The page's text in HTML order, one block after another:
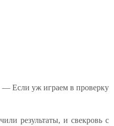
Если уж играем в проверку
результаты, и свекровь с